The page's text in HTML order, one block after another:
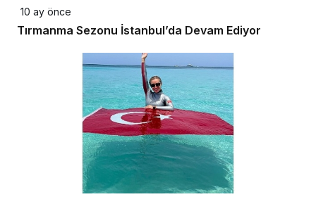
10 ay önce
Tırmanma Sezonu İstanbul’da Devam Ediyor